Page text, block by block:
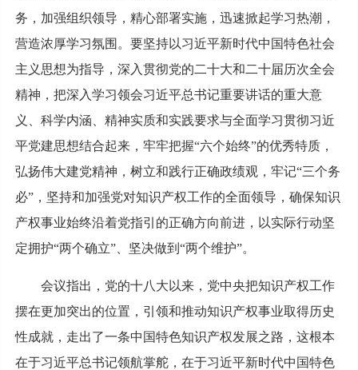
务，加强组织领导，精心部署实施，迅速掀起学习热潮，
营造浓厚学习氛围。要坚持以习近平新时代中国特色社会
主义思想为指导，深入贯彻党的二十大和二十届历次全会
精神，把深入学习领会习近平总书记重要讲话的重大意
义、科学内涵、精神实质和实践要求与全面学习贯彻习近
平党建思想结合起来，牢牢把握“六个始终”的优秀特质，
弘扬伟大建党精神，树立和践行正确政绩观，牢记“三个务
必”，坚持和加强党对知识产权工作的全面领导，确保知识
产权事业始终沿着党指引的正确方向前进，以实际行动坚
定拥护“两个确立”、坚决做到“两个维护”。
会议指出，党的十八大以来，党中央把知识产权工作
摆在更加突出的位置，引领和推动知识产权事业取得历史
性成就，走出了一条中国特色知识产权发展之路，这根本
在于习近平总书记领航掌舵，在于习近平新时代中国特色